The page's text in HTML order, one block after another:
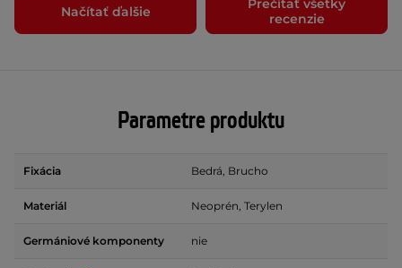
Načítať ďalšie
Prečítať všetky
recenzie
Parametre produktu
Fixácia Bedrá, Brucho
Materiál Neoprén, Terylen
Germániové komponenty nie